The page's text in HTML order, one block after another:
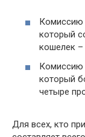
Комиссию
который
кошелек –
Комиссию
который
четыре
Для всех, кто